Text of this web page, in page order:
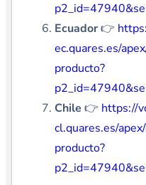
Ecuador👉
ec.quares.es/
producto?
Chile 👉 https://
cl.quares.es/
producto?